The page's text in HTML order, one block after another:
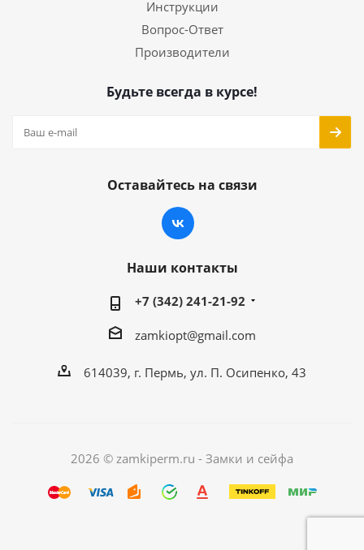
Инструкции
Вопрос-Ответ
Производители
Будьте всегда в курсе!
Оставайтесь на связи
Наши контакты
+7 (342) 241-21-92
zamkiopt@gmail.com
614039, г. Пермь, ул. П. Осипенко, 43
2026 © zamkiperm.ru - Замки и сейфа